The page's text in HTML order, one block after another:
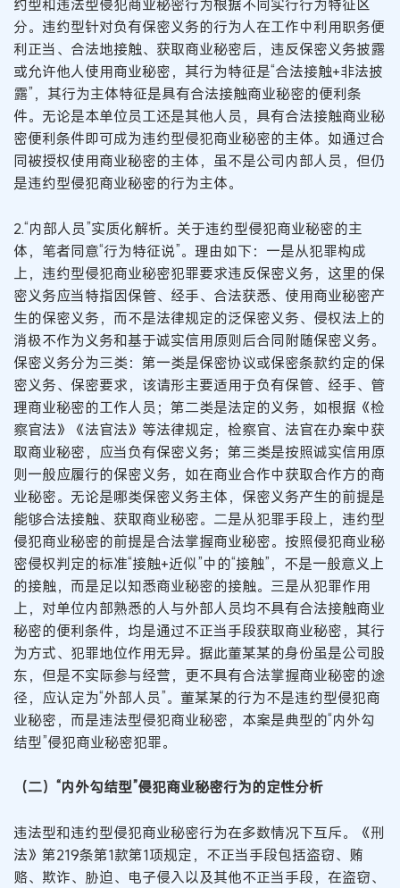
约型和违法型侵犯商业秘密行为根据不同实行行为特征区
分。违约型针对负有保密义务的行为人在工作中利用职务便
利正当、合法地接触、获取商业秘密后，违反保密义务披露
或允许他人使用商业秘密，其行为特征是“合法接触+非法披
露”，其行为主体特征是具有合法接触商业秘密的便利条
件。无论是本单位员工还是其他人员，具有合法接触商业秘
密便利条件即可成为违约型侵犯商业秘密的主体。如通过合
同被授权使用商业秘密的主体，虽不是公司内部人员，但仍
是违约型侵犯商业秘密的行为主体。
2.“内部人员”实质化解析。关于违约型侵犯商业秘密的主
体，笔者同意“行为特征说”。理由如下：一是从犯罪构成
上，违约型侵犯商业秘密犯罪要求违反保密义务，这里的保
密义务应当特指因保管、经手、合法获悉、使用商业秘密产
生的保密义务，而不是法律规定的泛保密义务、侵权法上的
消极不作为义务和基于诚实信用原则后合同附随保密义务。
保密义务分为三类：第一类是保密协议或保密条款约定的保
密义务、保密要求，该请形主要适用于负有保管、经手、管
理商业秘密的工作人员；第二类是法定的义务，如根据《检
察官法》《法官法》等法律规定，检察官、法官在办案中获
取商业秘密，应当负有保密义务；第三类是按照诚实信用原
则一般应履行的保密义务，如在商业合作中获取合作方的商
业秘密。无论是哪类保密义务主体，保密义务产生的前提是
能够合法接触、获取商业秘密。二是从犯罪手段上，违约型
侵犯商业秘密的前提是合法掌握商业秘密。按照侵犯商业秘
密侵权判定的标准“接触+近似”中的“接触”，不是一般意义上
的接触，而是足以知悉商业秘密的接触。三是从犯罪作用
上，对单位内部熟悉的人与外部人员均不具有合法接触商业
秘密的便利条件，均是通过不正当手段获取商业秘密，其行
为方式、犯罪地位作用无异。据此董某某的身份虽是公司股
东，但是不实际参与经营，更不具有合法掌握商业秘密的途
径，应认定为“外部人员”。董某某的行为不是违约型侵犯商
业秘密，而是违法型侵犯商业秘密，本案是典型的“内外勾
结型”侵犯商业秘密犯罪。
（二）“内外勾结型”侵犯商业秘密行为的定性分析
违法型和违约型侵犯商业秘密行为在多数情况下互斥。《刑
法》第219条第1款第1项规定，不正当手段包括盗窃、贿
赂、欺诈、胁迫、电子侵入以及其他不正当手段，在盗窃、